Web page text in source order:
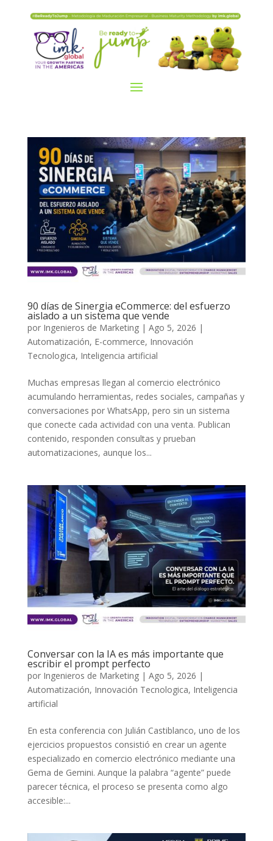
90 días de Sinergia eCommerce: del esfuerzo
aislado a un sistema que vende
por Ingenieros de Marketing| Ago 5, 2026 |
Automatización, E-commerce, Innovación
Tecnologica, Inteligencia artificial
Muchas empresas llegan al comercio electrónico
acumulando herramientas, redes sociales, campañas y
conversaciones por WhatsApp, pero sin un sistema
que conecte cada actividad con una venta. Publican
contenido, responden consultas y prueban
automatizaciones, aunque los...
Conversar con la IA es más importante que
escribir el prompt perfecto
por Ingenieros de Marketing| Ago 5, 2026 |
Automatización, Innovación Tecnologica, Inteligencia
artificial
En esta conferencia con Julián Castiblanco, uno de los
ejercicios propuestos consistió en crear un agente
especializado en comercio electrónico mediante una
Gema de Gemini. Aunque la palabra “agente” puede
parecer técnica, el proceso se presenta como algo
accesible:...